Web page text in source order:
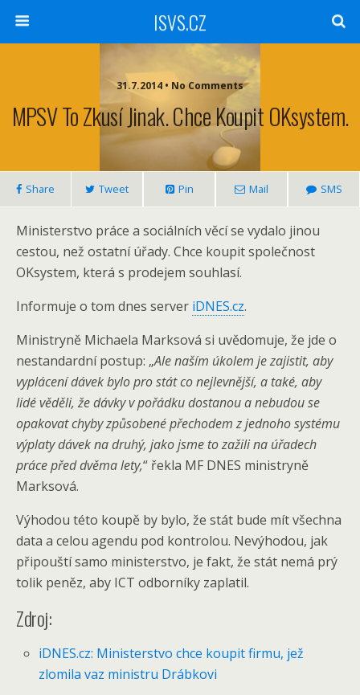
ISVS.CZ
31.7.2014 • No Comments
MPSV To Zkusí Jinak. Chce Koupit OKsystem.
Share Tweet Pin Mail SMS
Ministerstvo práce a sociálních věcí se vydalo jinou
cestou, než ostatní úřady. Chce koupit společnost
OKsystem, která s prodejem souhlasí.
Informuje o tom dnes server iDNES.cz.
Ministryně Michaela Marksová si uvědomuje, že jde o
nestandardní postup: „Ale naším úkolem je zajistit, aby
vyplácení dávek bylo pro stát co nejlevnější, a také, aby
lidé věděli, že dávky v pořádku dostanou a nebudou se
opakovat chyby způsobené přechodem z jednoho systému
výplaty dávek na druhý, jako jsme to zažili na úřadech
práce před dvěma lety,“ řekla MF DNES ministryně
Marksová.
Výhodou této koupě by bylo, že stát bude mít všechna
data a celou agendu pod kontrolou. Nevýhodou, jak
připouští samo ministerstvo, je fakt, že stát nemá prý
tolik peněz, aby ICT odborníky zaplatil.
Zdroj:
iDNES.cz: Ministerstvo chce koupit firmu, jež
zlomila vaz ministru Drábkovi